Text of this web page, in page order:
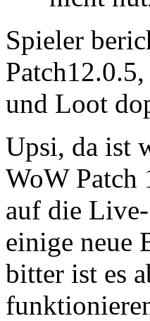
Spieler
und Loot
Upsi, da ist
WoW Patch
auf die
einige neue
bitter ist es